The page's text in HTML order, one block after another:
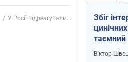
У Росії відреагували...
Збіг
і Путіна?
Віктор